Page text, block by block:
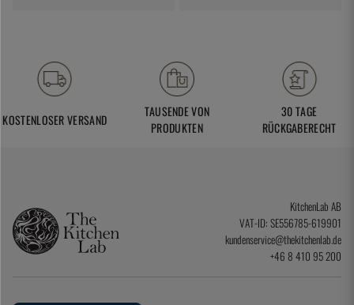
KOSTENLOSER VERSAND
TAUSENDE VON
PRODUKTEN
30 TAGE
RÜCKGABERECHT
KitchenLab AB
VAT-ID: SE556785-619901
kundenservice@thekitchenlab.de
+46 8 410 95 200